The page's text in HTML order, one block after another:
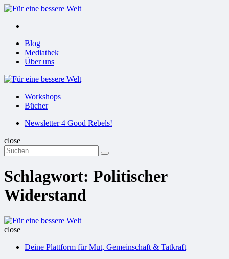
Menu
Menu
Blog
Mediathek
Über uns
Für
Workshops
Bücher
SuchenNewsletter 4 Good Rebels!
close
Search
for:
Suchen
Schlagwort: Politischer
Widerstand
Für
Welt
close
Deine Plattform für Mut, Gemeinschaft & Tatkraft